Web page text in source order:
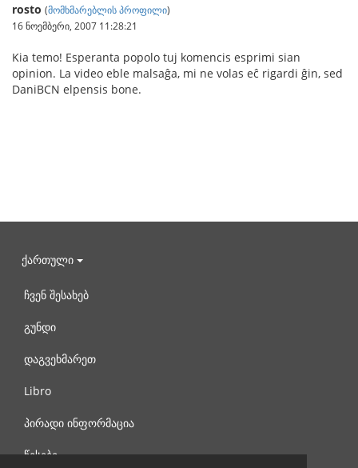
rosto (მომხმარებლის პროფილი)
16 ნოემბერი, 2007 11:28:21
Kia temo! Esperanta popolo tuj komencis esprimi sian
opinion. La video eble malsaĝa, mi ne volas eĉ rigardi ĝin, sed
DaniBCN elpensis bone.
ქართული
ჩვენ შესახებ
გუნდი
დაგვეხმარეთ
Libro
პირადი ინფორმაცია
წესები